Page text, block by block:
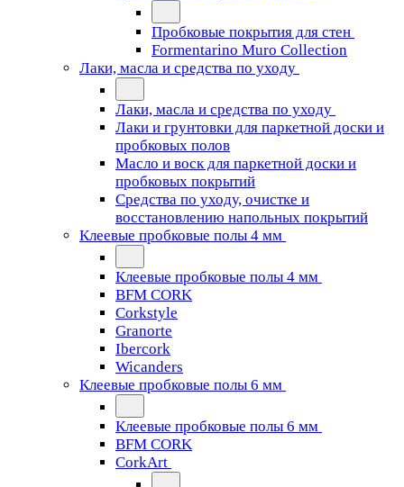
Пробковые покрытия для стен
Formentarino Muro Collection
Лаки, масла и средства по уходу
Лаки, масла и средства по уходу
Лаки и грунтовки для паркетной доски и
пробковых полов
Масло и воск для паркетной доски и
пробковых покрытий
Средства по уходу, очистке и
восстановлению напольных покрытий
Клеевые пробковые полы 4 мм
Клеевые пробковые полы 4 мм
BFM CORK
Corkstyle
Granorte
Ibercork
Wicanders
Клеевые пробковые полы 6 мм
Клеевые пробковые полы 6 мм
BFM CORK
CorkArt